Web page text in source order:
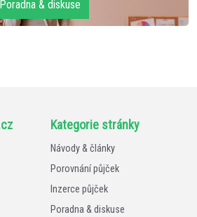
Poradna & diskuse
Kategorie stránky
Návody & články
Porovnání půjček
Inzerce půjček
Poradna & diskuse